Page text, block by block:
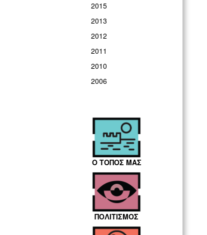
2015
2013
2012
2011
2010
2006
Ο ΤΟΠΟΣ ΜΑΣ
ΠΟΛΙΤΙΣΜΟΣ